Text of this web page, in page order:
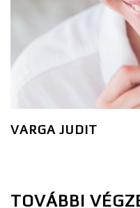
VARGA JUDIT
TOVÁBBI